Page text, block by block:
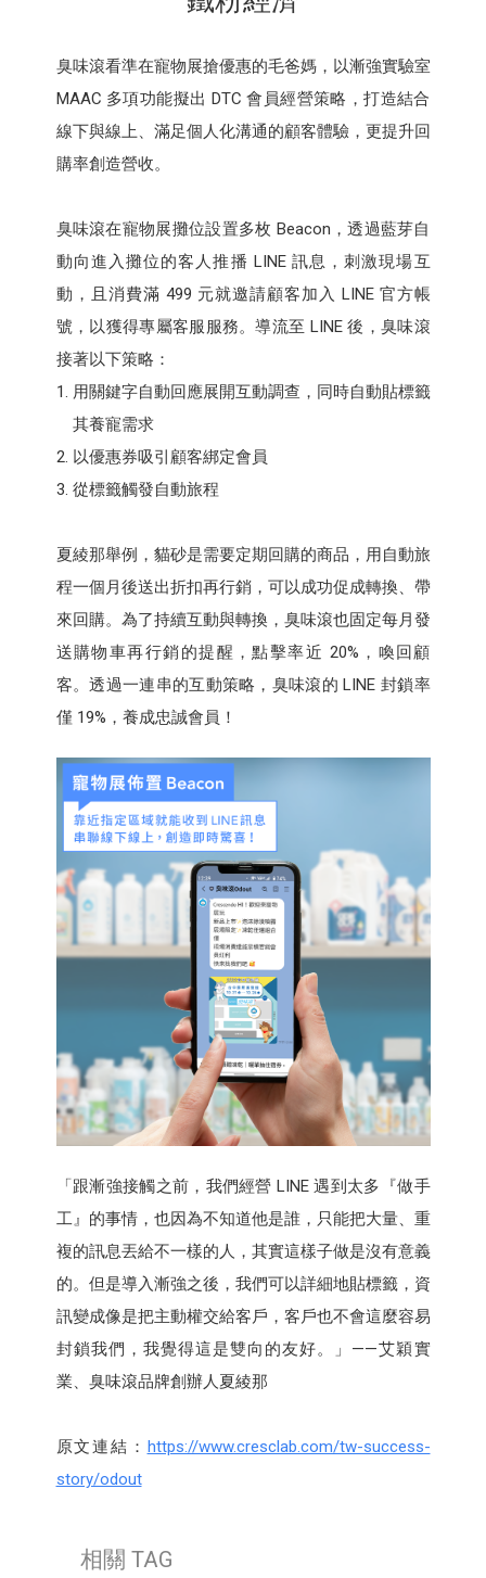
臭味滾看準在寵物展搶優惠的毛爸媽，以漸強實驗室
MAAC 多項功能擬出 DTC 會員經營策略，打造結合
線下與線上、滿足個人化溝通的顧客體驗，更提升回
購率創造營收。‍
臭味滾在寵物展攤位設置多枚 Beacon，透過藍芽自
動向進入攤位的客人推播 LINE 訊息，刺激現場互
動，且消費滿 499 元就邀請顧客加入 LINE 官方帳
號，以獲得專屬客服服務。導流至 LINE 後，臭味滾
接著以下策略：
用關鍵字自動回應展開互動調查，同時自動貼標籤
其養寵需求
以優惠券吸引顧客綁定會員
從標籤觸發自動旅程
夏綾那舉例，貓砂是需要定期回購的商品，用自動旅
程一個月後送出折扣再行銷，可以成功促成轉換、帶
來回購。為了持續互動與轉換，臭味滾也固定每月發
送購物車再行銷的提醒，點擊率近 20%，喚回顧
客。透過一連串的互動策略，臭味滾的 LINE 封鎖率
僅 19%，養成忠誠會員！
「跟漸強接觸之前，我們經營 LINE 遇到太多『做手
工』的事情，也因為不知道他是誰，只能把大量、重
複的訊息丟給不一樣的人，其實這樣子做是沒有意義
的。但是導入漸強之後，我們可以詳細地貼標籤，資
訊變成像是把主動權交給客戶，客戶也不會這麼容易
封鎖我們，我覺得這是雙向的友好。」——艾穎實
業、臭味滾品牌創辦人夏綾那
原文連結： https://www.cresclab.com/tw-success-
story/odout
相關 TAG